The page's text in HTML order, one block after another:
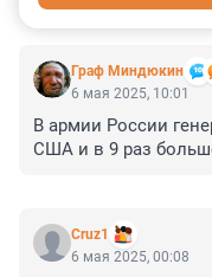
Граф Миндюкин
6 мая 2025, 10:01
В армии России
США и в 9 раз
Cruz1
6 мая 2025, 00:08